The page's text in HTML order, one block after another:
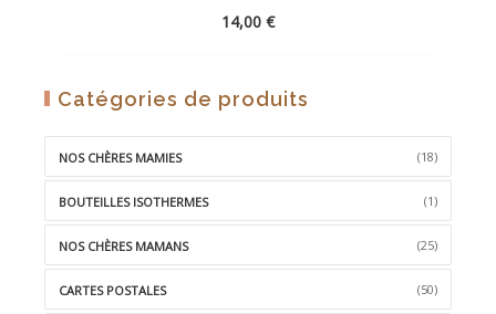
14,00 €
Catégories de produits
NOS CHÈRES MAMIES (18)
BOUTEILLES ISOTHERMES (1)
NOS CHÈRES MAMANS (25)
CARTES POSTALES (50)